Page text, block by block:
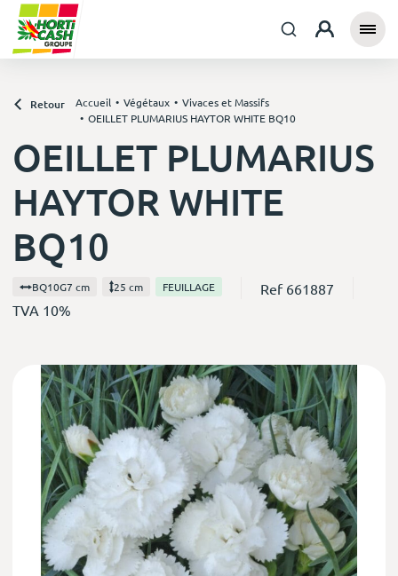
Retour Accueil Végétaux
Vivaces et Massifs
OEILLET PLUMARIUS HAYTOR WHITE BQ10
OEILLET PLUMARIUS
HAYTOR WHITE
BQ10
BQ10G7 cm 25 cm FEUILLAGE
Ref 661887
TVA 10%